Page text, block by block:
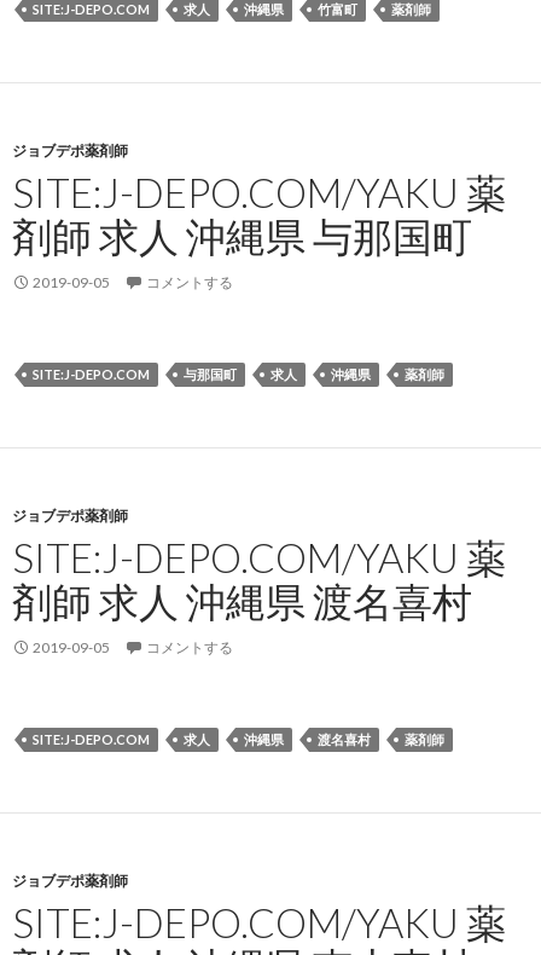
SITE:J-DEPO.COM 求人 沖縄県 竹富町 薬剤師
ジョブデポ薬剤師
SITE:J-DEPO.COM/YAKU 薬
剤師 求人 沖縄県 与那国町
2019-09-05 コメントする
SITE:J-DEPO.COM 与那国町 求人 沖縄県 薬剤師
ジョブデポ薬剤師
SITE:J-DEPO.COM/YAKU 薬
剤師 求人 沖縄県 渡名喜村
2019-09-05 コメントする
SITE:J-DEPO.COM 求人 沖縄県 渡名喜村 薬剤師
ジョブデポ薬剤師
SITE:J-DEPO.COM/YAKU 薬